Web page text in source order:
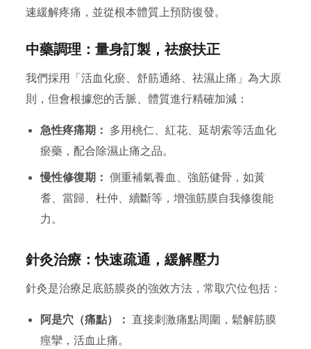
速緩解疼痛，並從根本體質上預防復發。
中藥調理：量身訂製，祛瘀扶正
我們採用「活血化瘀、舒筋通絡、祛濕止痛」為大原
則，但會根據您的舌脈、體質進行精確加減：
急性疼痛期： 多用桃仁、紅花、延胡索等活血化
瘀藥，配合除濕止痛之品。
慢性修復期： 側重補氣養血、強筋健骨，如黃
耆、當歸、杜仲、續斷等，增強筋膜自我修復能
力。
針灸治療：快速疏通，緩解壓力
針灸是治療足底筋膜炎的強效方法，常取穴位包括：
阿是穴（痛點）： 直接刺激痛點周圍，鬆解筋膜
痙攣，活血止痛。